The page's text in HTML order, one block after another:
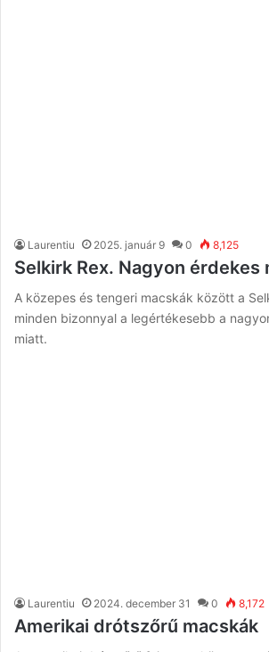
Laurentiu 2025. január 9 0 8,125
Selkirk Rex. Nagyon érdekes
A közepes és tengeri macskák között a
minden bizonnyal a legértékesebb a
miatt.
Laurentiu 2024. december 31 0 8,172
Amerikai drótszőrű macskák